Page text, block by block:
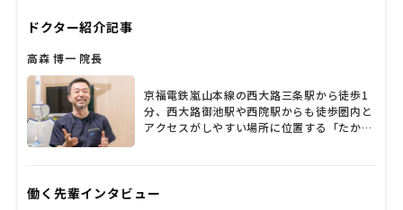
ドクター紹介記事
高森 博一 院長
京福電鉄嵐山本線の西大路三条駅から徒歩1
分、西大路御池駅や西院駅からも徒歩圏内と
アクセスがしやすい場所に位置する「たかも
が漂うアットホームな空間だ。この場所に惚
働く先輩インタビュー